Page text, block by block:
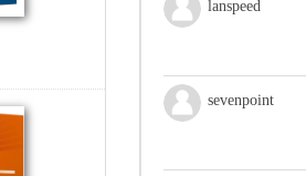
lanspeed
sevenpoint